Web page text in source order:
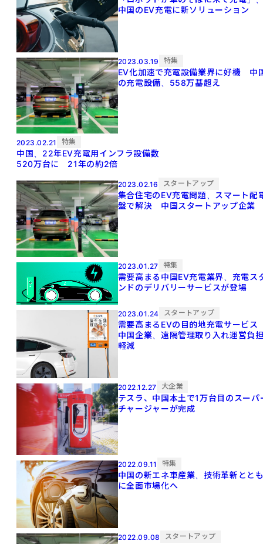
中国のEV充電に新ソリューション
2023.03.19 特集
EV化加速で充電設備業界に好機 中
の充電設備、558万基超え
2023.02.21 特集
中国、22年EV充電用インフラ設備数
520万台に 21年の約2倍
2023.02.16 スタートアップ
集合住宅のEV充電問題、スマート配
盤で解決 中国スタートアップ企業
2023.01.27 特集
需要高まる中国EV充電業界、充電ス
ンドのデリバリーサービスが登場
2023.01.24 スタートアップ
需要高まるEVの目的地充電サービ
中国企業、遠隔管理取り入れ運営負
軽減
2022.12.27 大企業
テスラ、中国本土で1万台目のスーパ
チャージャーが完成
2022.09.11 特集
中国の新エネ車産業、技術革新とと
に全面市場化へ
2022.09.08 スタートアップ